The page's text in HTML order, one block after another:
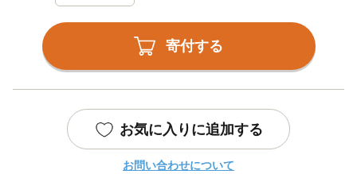
寄付する
お気に入りに追加する
お問い合わせについて